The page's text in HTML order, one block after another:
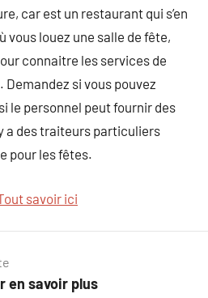
car est un restaurant qui s’en
vous louez une salle de fête,
connaitre les services de
si vous pouvez
le personnel peut fournir des
a des traiteurs particuliers
pour les fêtes.
savoir ici
en savoir plus